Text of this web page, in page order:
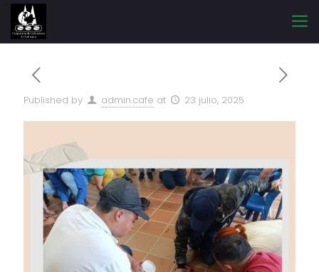
Published by admin.cafe at 23 julio, 2025